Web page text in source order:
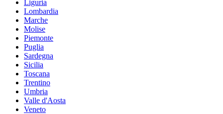
Liguria
Lombardia
Marche
Molise
Piemonte
Puglia
Sardegna
Sicilia
Toscana
Trentino
Umbria
Valle d'Aosta
Veneto